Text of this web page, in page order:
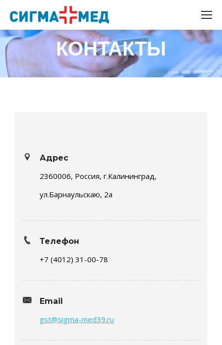
КОНТАКТЫ
Адрес
2360006, Россия, г.Калининград,
ул.Барнаульскаю, 2а
Телефон
+7 (4012) 31-00-78
Email
gst@sigma-med39.ru